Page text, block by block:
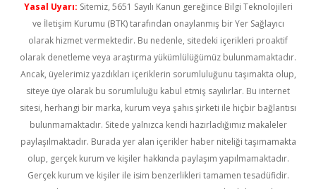
Yasal Uyarı: Sitemiz, 5651 Sayılı Kanun gereğince Bilgi Teknolojileri
ve İletişim Kurumu (BTK) tarafından onaylanmış bir Yer Sağlayıcı
olarak hizmet vermektedir. Bu nedenle, sitedeki içerikleri proaktif
olarak denetleme veya araştırma yükümlülüğümüz bulunmamaktadır.
Ancak, üyelerimiz yazdıkları içeriklerin sorumluluğunu taşımakta olup,
siteye üye olarak bu sorumluluğu kabul etmiş sayılırlar. Bu internet
sitesi, herhangi bir marka, kurum veya şahıs şirketi ile hiçbir bağlantısı
bulunmamaktadır. Sitede yalnızca kendi hazırladığımız makaleler
paylaşılmaktadır. Burada yer alan içerikler haber niteliği taşımamakta
olup, gerçek kurum ve kişiler hakkında paylaşım yapılmamaktadır.
Gerçek kurum ve kişiler ile isim benzerlikleri tamamen tesadüfidir.